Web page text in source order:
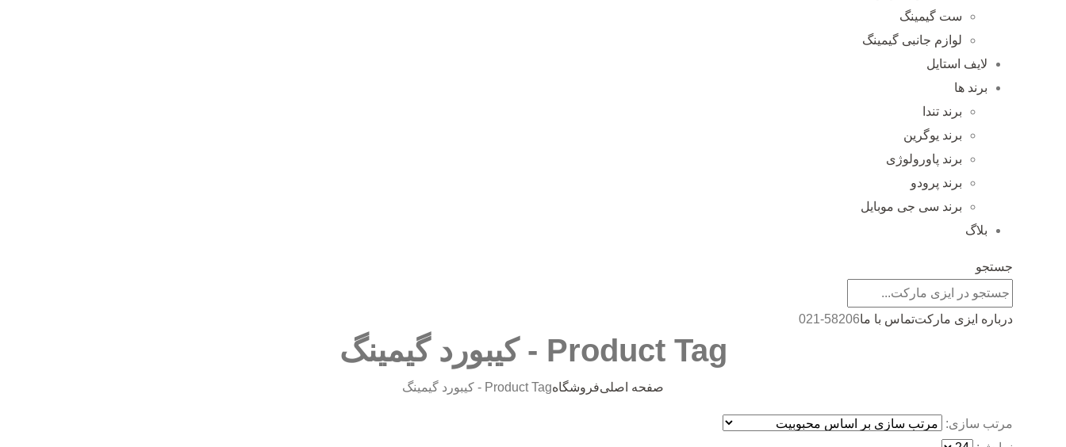
ست گیمینگ
لوازم جانبی گیمینگ
لایف استایل
برند ها
برند تندا
برند یوگرین
برند پاورولوژی
برند پرودو
برند سی جی موبایل
بلاگ
جستجو
درباره ایزی مارکتتماس با ما021-58206
Product Tag - کیبورد گیمینگ
صفحه اصلیفروشگاهProduct Tag - کیبورد گیمینگ
مرتب سازی: